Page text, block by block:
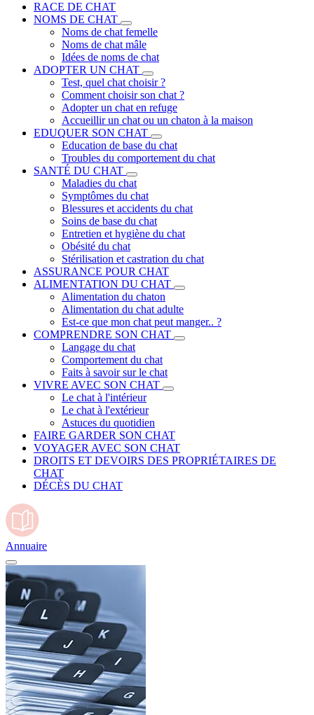
RACE DE CHAT
NOMS DE CHAT
Noms de chat femelle
Noms de chat mâle
Idées de noms de chat
ADOPTER UN CHAT
Test, quel chat choisir ?
Comment choisir son chat ?
Adopter un chat en refuge
Accueillir un chat ou un chaton à la maison
EDUQUER SON CHAT
Education de base du chat
Troubles du comportement du chat
SANTÉ DU CHAT
Maladies du chat
Symptômes du chat
Blessures et accidents du chat
Soins de base du chat
Entretien et hygiène du chat
Obésité du chat
Stérilisation et castration du chat
ASSURANCE POUR CHAT
ALIMENTATION DU CHAT
Alimentation du chaton
Alimentation du chat adulte
Est-ce que mon chat peut manger.. ?
COMPRENDRE SON CHAT
Langage du chat
Comportement du chat
Faits à savoir sur le chat
VIVRE AVEC SON CHAT
Le chat à l'intérieur
Le chat à l'extérieur
Astuces du quotidien
FAIRE GARDER SON CHAT
VOYAGER AVEC SON CHAT
DROITS ET DEVOIRS DES PROPRIÉTAIRES DE
CHAT
DÉCÈS DU CHAT
Annuaire